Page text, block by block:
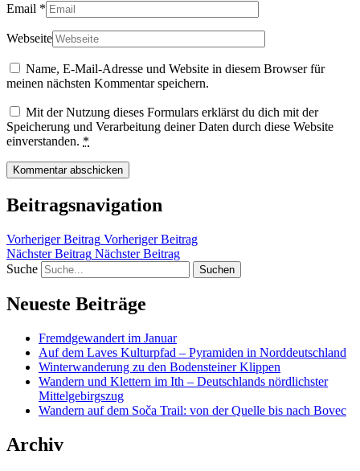
Email *
Webseite
Name, E-Mail-Adresse und Website in diesem Browser für
meinen nächsten Kommentar speichern.
Mit der Nutzung dieses Formulars erklärst du dich mit der
Speicherung und Verarbeitung deiner Daten durch diese Website
einverstanden. *
Beitragsnavigation
Vorheriger Beitrag Vorheriger Beitrag
Nächster Beitrag Nächster Beitrag
Suche
Neueste Beiträge
Fremdgewandert im Januar
Auf dem Laves Kulturpfad – Pyramiden in Norddeutschland
Winterwanderung zu den Bodensteiner Klippen
Wandern und Klettern im Ith – Deutschlands nördlichster
Mittelgebirgszug
Wandern auf dem Soča Trail: von der Quelle bis nach Bovec
Archiv